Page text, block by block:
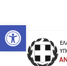
Open toolbar
content